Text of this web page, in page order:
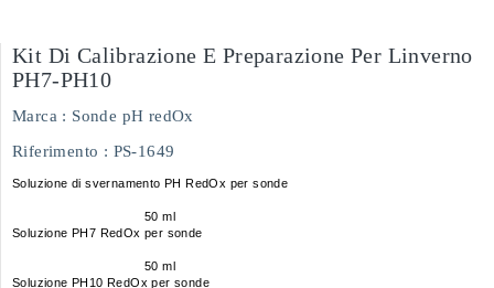
Kit Di Calibrazione E Preparazione Per Linverno
PH7-PH10
Marca : Sonde pH redOx
Riferimento : PS-1649
Soluzione di svernamento PH RedOx per sonde
50 ml
Soluzione PH7 RedOx per sonde
50 ml
Soluzione PH10 RedOx per sonde